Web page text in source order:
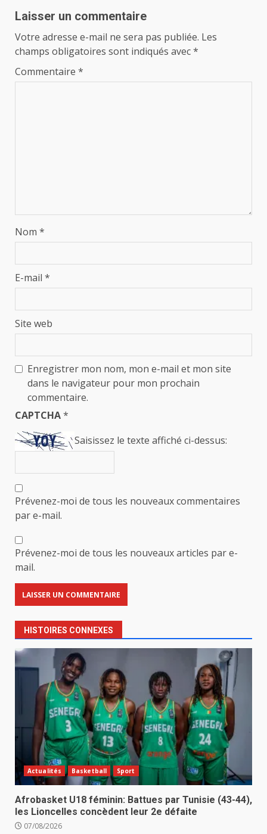
Laisser un commentaire
Votre adresse e-mail ne sera pas publiée. Les
champs obligatoires sont indiqués avec*
Commentaire *
Nom *
E-mail *
Site web
Enregistrer mon nom, mon e-mail et mon site
dans le navigateur pour mon prochain
commentaire.
CAPTCHA*
Saisissez le texte affiché ci-dessus:
Prévenez-moi de tous les nouveaux commentaires
par e-mail.
Prévenez-moi de tous les nouveaux articles par e-
mail.
HISTOIRES CONNEXES
Actualités Basketball Sport
Afrobasket U18 féminin: Battues par Tunisie (43-44),
les Lioncelles concèdent leur 2e défaite
07/08/2026